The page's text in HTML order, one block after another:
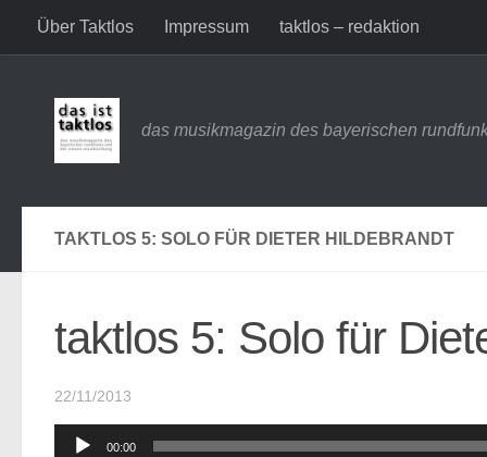
Zum Inhalt springen
Über Taktlos Impressum taktlos – redaktion
das musikmagazin des bayerischen
TAKTLOS 5: SOLO FÜR DIETER HILDEBRANDT
taktlos 5: Solo für
22/11/2013
Audio-00:00